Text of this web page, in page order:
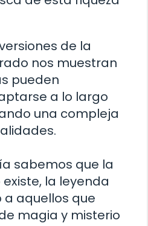
de la
nos muestran
pueden
a lo largo
una compleja
sabemos que la
la leyenda
aquellos que
magia y misterio